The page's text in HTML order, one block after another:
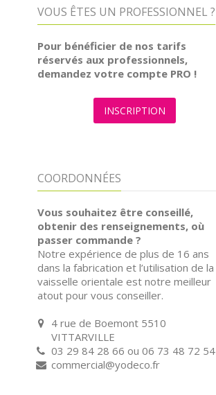
VOUS ÊTES UN PROFESSIONNEL ?
Pour bénéficier de nos tarifs
réservés aux professionnels,
demandez votre compte PRO !
INSCRIPTION
COORDONNÉES
Vous souhaitez être conseillé,
obtenir des renseignements, où
passer commande ?
Notre expérience de plus de 16 ans
dans la fabrication et l’utilisation de la
vaisselle orientale est notre meilleur
atout pour vous conseiller.
4 rue de Boemont 5510
VITTARVILLE
03 29 84 28 66 ou 06 73 48 72 54
commercial@yodeco.fr